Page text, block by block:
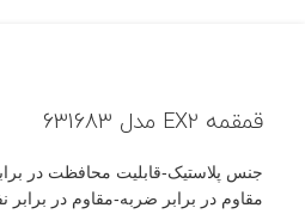
قمقمه EX2 مدل 631683
جنس پلاستیک-قابلیت محافظت در